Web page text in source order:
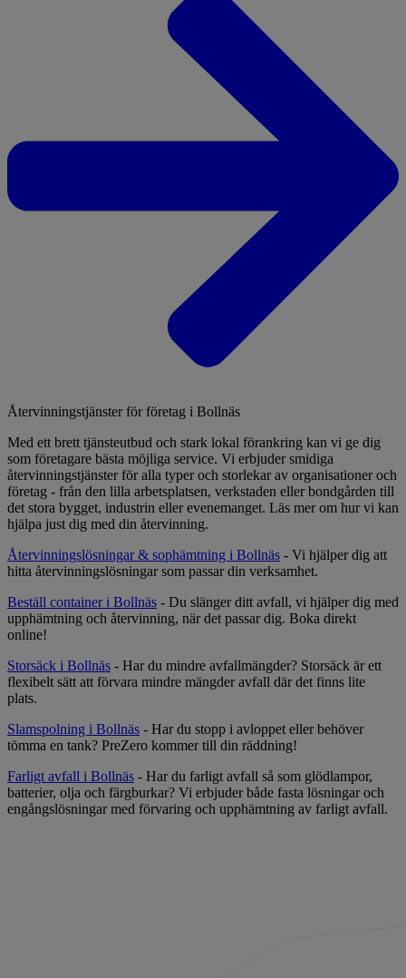
Återvinningstjänster för företag i Bollnäs
Med ett brett tjänsteutbud och stark lokal förankring kan vi ge dig
som företagare bästa möjliga service. Vi erbjuder smidiga
återvinningstjänster för alla typer och storlekar av organisationer och
företag - från den lilla arbetsplatsen, verkstaden eller bondgården till
det stora bygget, industrin eller evenemanget. Läs mer om hur vi kan
hjälpa just dig med din återvinning.
Återvinningslösningar & sophämtning i Bollnäs - Vi hjälper dig att
hitta återvinningslösningar som passar din verksamhet.
Beställ container i Bollnäs - Du slänger ditt avfall, vi hjälper dig med
upphämtning och återvinning, när det passar dig. Boka direkt
online!
Storsäck i Bollnäs - Har du mindre avfallmängder? Storsäck är ett
flexibelt sätt att förvara mindre mängder avfall där det finns lite
plats.
Slamspolning i Bollnäs - Har du stopp i avloppet eller behöver
tömma en tank? PreZero kommer till din räddning!
Farligt avfall i Bollnäs - Har du farligt avfall så som glödlampor,
batterier, olja och färgburkar? Vi erbjuder både fasta lösningar och
engångslösningar med förvaring och upphämtning av farligt avfall.